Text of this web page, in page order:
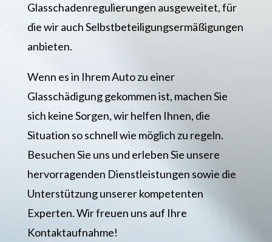
Glasschadenregulierungen ausgeweitet, für
die wir auch Selbstbeteiligungsermäßigungen
anbieten.
Wenn es in Ihrem Auto zu einer
Glasschädigung gekommen ist, machen Sie
sich keine Sorgen, wir helfen Ihnen, die
Situation so schnell wie möglich zu regeln.
Besuchen Sie uns und erleben Sie unsere
hervorragenden Dienstleistungen sowie die
Unterstützung unserer kompetenten
Experten. Wir freuen uns auf Ihre
Kontaktaufnahme!